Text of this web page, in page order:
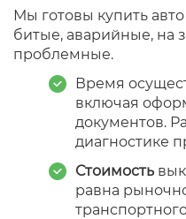
Мы готовы купить
битые, аварийные, на
проблемные.
Время
включая
документов.
диагностике
Стоимость
равна